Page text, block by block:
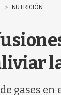
NUTRICIÓN
gases